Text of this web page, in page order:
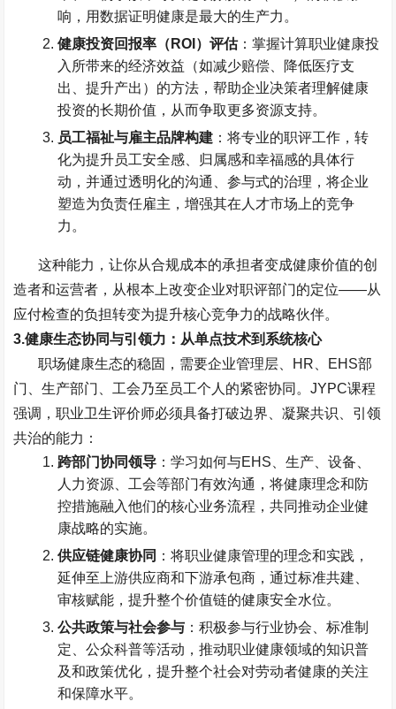
响，用数据证明健康是最大的生产力。
健康投资回报率（ ROI ）评估：掌握计算职业健康投
入所带来的经济效益（如减少赔偿、降低医疗支
出、提升产出）的方法，帮助企业决策者理解健康
投资的长期价值，从而争取更多资源支持。
员工福祉与雇主品牌构建 ：将专业的职评工作，转
化为提升员工安全感、归属感和幸福感的具体行
动，并通过透明化的沟通、参与式的治理，将企业
塑造为负责任雇主，增强其在人才市场上的竞争
力。
这种能力，让你从合规成本的承担者变成健康价值的创
造者和运营者，从根本上改变企业对职评部门的定位——从
应付检查的负担转变为提升核心竞争力的战略伙伴。
3.健康生态协同与引领力：从单点技术到系统核心
职场健康生态的稳固，需要企业管理层、 HR EHS部
门、生产部门、工会乃至员工个人的紧密协同。JYPC课程
强调，职业卫生评价师必须具备打破边界、凝聚共识、引领
共治的能力：
跨部门协同领导 ：学习如何与EHS 、生产、设备、
人力资源、工会等部门有效沟通，将健康理念和防
控措施融入他们的核心业务流程，共同推动企业健
康战略的实施。
供应链健康协同 ：将职业健康管理的理念和实践，
延伸至上游供应商和下游承包商，通过标准共建、
审核赋能，提升整个价值链的健康安全水位。
公共政策与社会参与 ：积极参与行业协会、标准制
定、公众科普等活动，推动职业健康领域的知识普
及和政策优化，提升整个社会对劳动者健康的关注
和保障水平。